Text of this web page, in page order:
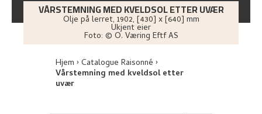
VÅRSTEMNING MED KVELDSOL ETTER UVÆR
Olje på lerret, 1902, [430] x [640] mm
Ukjent eier
Foto: © O. Væring Eftf AS
Hjem Catalogue Raisonné
Vårstemning med kveldsol etter
uvær